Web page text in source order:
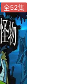
全52集